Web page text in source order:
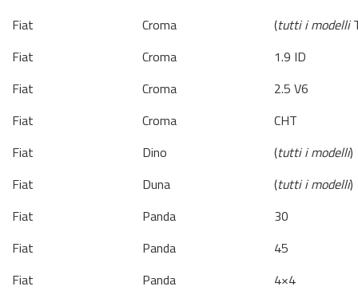
Fiat
Croma (tutti i modelli
Fiat
Croma
1.9 ID
Fiat
Croma
2.5 V6
Fiat
Croma
CHT
Fiat
Dino (tutti i modelli)
Fiat
Duna (tutti i modelli)
Fiat
Panda
30
Fiat
Panda
45
Fiat
Panda
4×4